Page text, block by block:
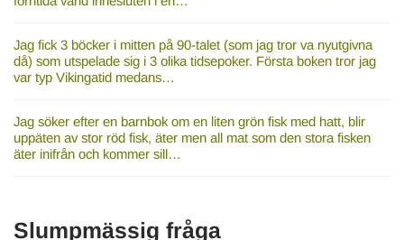
Jag fick 3 böcker i mitten på 90-talet (som jag tror va nyutgivna
då) som utspelade sig i 3 olika tidsepoker. Första boken tror jag
var typ Vikingatid medans…
Jag söker efter en barnbok om en liten grön fisk med hatt, blir
uppäten av stor röd fisk, äter men all mat som den stora fisken
äter inifrån och kommer sill…
Slumpmässig fråga